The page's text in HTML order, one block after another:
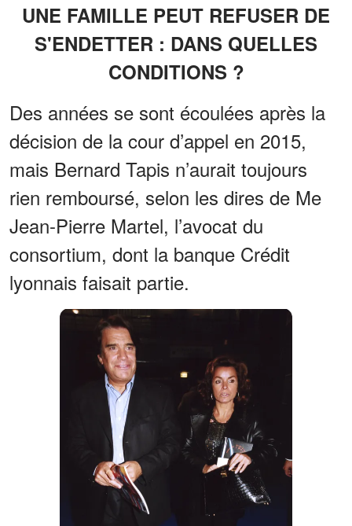
UNE FAMILLE PEUT REFUSER DE
S'ENDETTER : DANS QUELLES
CONDITIONS ?
Des années se sont écoulées après la
décision de la cour d’appel en 2015,
mais Bernard Tapis n’aurait toujours
rien remboursé, selon les dires de Me
Jean-Pierre Martel, l’avocat du
consortium, dont la banque Crédit
lyonnais faisait partie.